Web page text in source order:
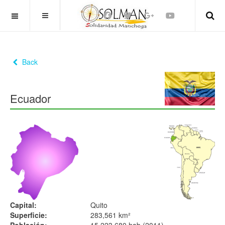
OFF CANVAS
Back
Ecuador
Capital:
Quito
Superficie:
283,561 km²